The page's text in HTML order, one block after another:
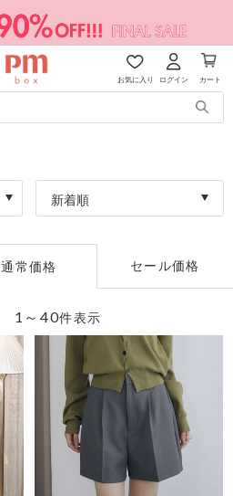
お気に入り ログイン カート
新着順
通常価格 セール価格
1～40件表示